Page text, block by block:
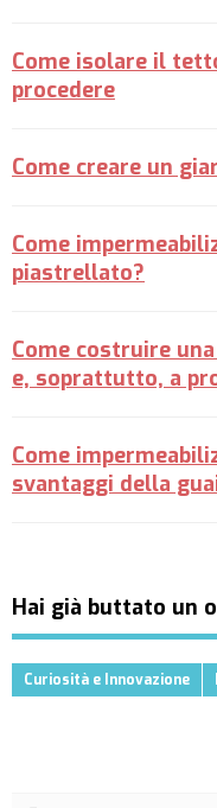
Come isolare il
procedere
Come creare un
Come
piastrellato?
Come costruire
e, soprattutto, a
Come
svantaggi della
Hai già buttato un
Curiosità e Innovazione